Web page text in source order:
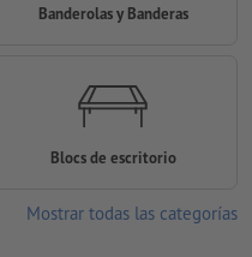
Banderolas y Banderas
Blocs de escritorio
Mostrar todas las categorías